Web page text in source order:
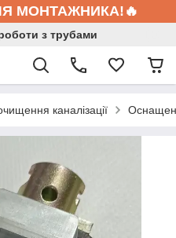
МОНТАЖНИКА!🔥
з трубами
каналізації